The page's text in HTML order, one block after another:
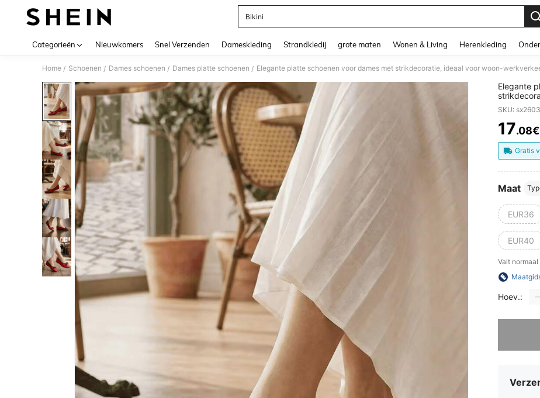
Bikini
Categorieën Nieuwkomers Snel Verzenden Dameskleding Strandkledij grote maten Wonen & Living Herenkleding
Home / Schoenen / Dames schoenen / Dames platte schoenen / Elegante platte schoenen voor dames met strikdecoratie, ideaal voor woon-
Elegante
SKU:
17.08€
Gratis
Maat
EUR36
EUR40
Valt normaal
Hoev.: